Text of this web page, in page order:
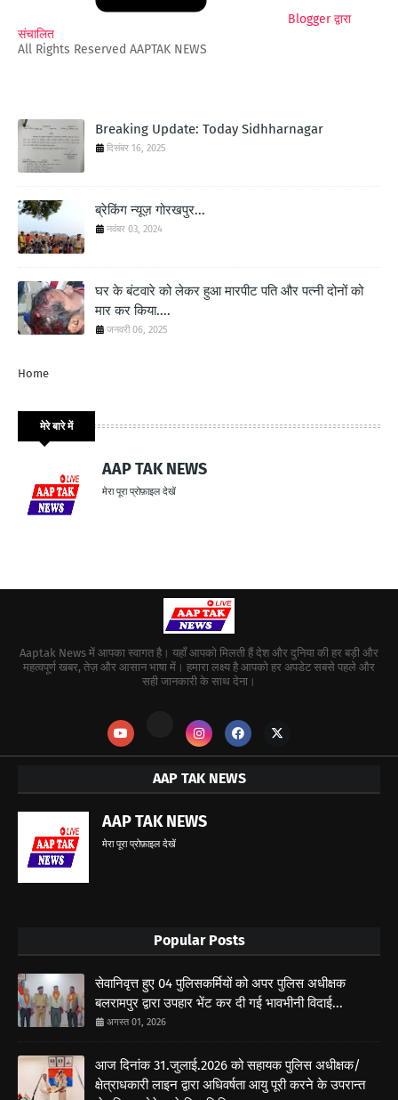
Blogger द्वारा
संचालित
All Rights Reserved AAPTAK NEWS
Breaking Update: Today Sidhharnagar
दिसंबर 16, 2025
ब्रेकिंग न्यूज़ गोरखपुर...
नवंबर 03, 2024
घर के बंटवारे को लेकर हुआ मारपीट पति और पत्नी दोनों को
मार कर किया....
जनवरी 06, 2025
Home
मेरे बारे में
AAP TAK NEWS
मेरा पूरा प्रोफ़ाइल देखें
Aaptak News में आपका स्वागत है। यहाँ आपको मिलती हैं देश और दुनिया की हर बड़ी और
महत्वपूर्ण खबर, तेज़ और आसान भाषा में। हमारा लक्ष्य है आपको हर अपडेट सबसे पहले और
सही जानकारी के साथ देना।
AAP TAK NEWS
AAP TAK NEWS
मेरा पूरा प्रोफ़ाइल देखें
Popular Posts
सेवानिवृत्त हुए 04 पुलिसकर्मियों को अपर पुलिस अधीक्षक
बलरामपुर द्वारा उपहार भेंट कर दी गई भावभीनी विदाई...
अगस्त 01, 2026
आज दिनांक 31.जुलाई.2026 को सहायक पुलिस अधीक्षक/
क्षेत्राधकारी लाइन द्वारा अधिवर्षता आयु पूरी करने के उपरान्त